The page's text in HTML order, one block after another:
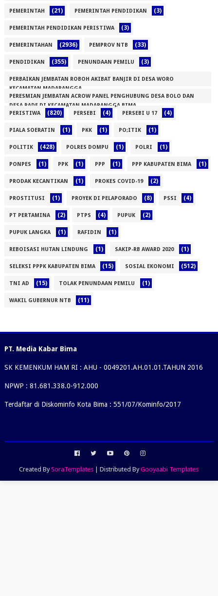
PEMERINTAH (21) PEMERINTAH PENDIDIKAN (3)
PEMERINTAH PENDIDIKAN PERISTIWA (3)
PEMERINTAHAN (2936) PEMPROV NTB (33)
PENDIDIKAN (355) PENUNDAAN PEMILU (3)
PERBAIKAN JEMBATAN ROBOH AKIBAT BANJIR DI DESA WORO
KECAMATAN MADAPANGGA
(1)PERESMIAN JEMBATAN ACROW PANEL PENGHUBUNG DESA BOLO DAN
DESA RADE DI KECAMATAN MADAPANGGA BIMA
(1)PERISTIWA (820) PERSEBI (4) PERSEBI U 17 (4)
PIALA SOERATIN (1) PKK (1) PO;ITIK (1)
POLITIK (428) POLRES DOMPU (1) POLRI (1)
PONPES (1) PPK (1) PPP (1) PPP KABUPATEN BIMA (1)
PRODAK KECANTIKAN (1) PROKES COVID-19 (2)
PROSTITUSI (1) PROYEK DI PELAPORADO (8) PSSI (4)
PT PERTAMINA (2) PTPS (4) PUPUK (2)
PUPUK LANGKA (1) RAFIDIN (1)
REBOISASI HUTAN LINDUNG (1) SAKIP-RB AWARD 2020 (1)
SELEKSI PPPK KABUPATEN BIMA (15) SOSIAL EKONOMI (512)
TNI AD (15) TOLAK PENUNDAAN PEMILU (1)
WAKIL GUBERNUR NTB (11)
PT. Media Kabar Bima
SK KEMENKUM HAM RI : AHU - 0049201.AH.01.01.TAHUN 2016
NPWP : 81.681.338.0-912.000
Terdaftar di Diskominfo Kota Bima : 551/07/Kominfo/2017
Created BySoraTemplates | Distributed ByGooyaabi Templates